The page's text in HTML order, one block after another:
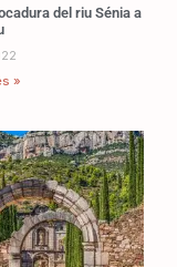
del riu Sénia a
»